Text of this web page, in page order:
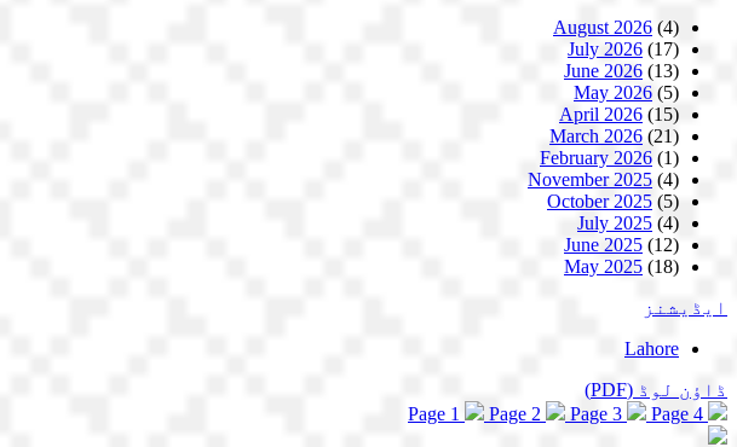
August 2026 (4)
July 2026 (17)
June 2026 (13)
May 2026 (5)
April 2026 (15)
March 2026 (21)
February 2026 (1)
November 2025 (4)
October 2025 (5)
July 2025 (4)
June 2025 (12)
May 2025 (18)
ایڈیشنز
Lahore
ڈاؤن لوڈ (PDF)
Page 1
Page 2 Page 3 Page 4